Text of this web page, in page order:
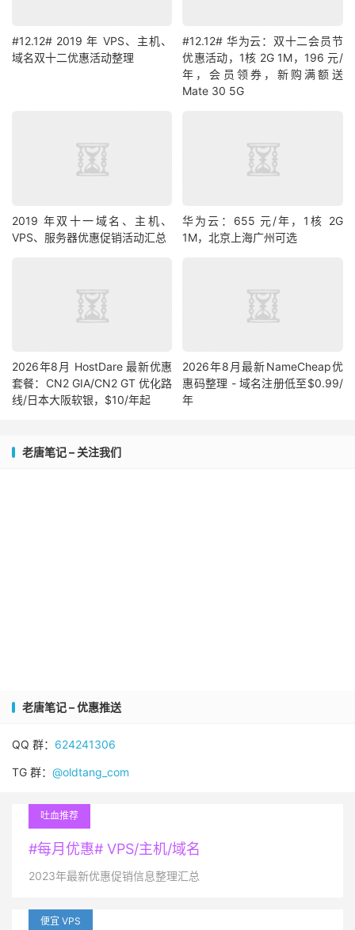
#12.12# 2019 年 VPS、主机、
域名双十二优惠活动整理
#12.12# 华为云：双十二会员节
优惠活动，1核 2G 1M，196 元/
年，会员领券，新购满额送
Mate 30 5G
2019 年双十一域名、主机、
VPS、服务器优惠促销活动汇总
华为云：655 元/年，1核 2G
1M，北京上海广州可选
2026年8月 HostDare 最新优惠
套餐：CN2 GIA/CN2 GT 优化路
线/日本大阪软银，$10/年起
2026年8月最新NameCheap优
惠码整理 - 域名注册低至$0.99/
年
老唐笔记 – 关注我们
老唐笔记 – 优惠推送
QQ 群： 624241306
TG 群： @oldtang_com
吐血推荐
#每月优惠# VPS/主机/域名
2023年最新优惠促销信息整理汇总
便宜 VPS